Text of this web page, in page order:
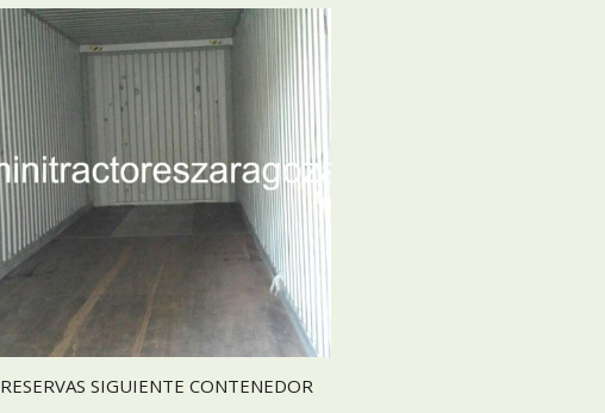
RESERVAS SIGUIENTE CONTENEDOR